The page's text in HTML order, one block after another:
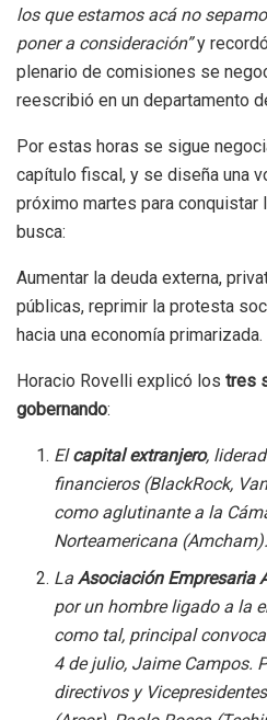
los que estamos acá no
poner a consideración”y
plenario de comisiones se
reescribió en un departamento
Por estas horas se sigue
capítulo fiscal, y se diseña una
próximo martes para conquistar
busca:
Aumentar la deuda externa,
públicas, reprimir la protesta
hacia una economía primarizada.
Horacio Rovelli explicó los tres
gobernando:
Elcapital extranjero,
financieros (BlackRock,
como aglutinante a la
Norteamericana (Amcham).
LaAsociación Empresaria
por un hombre ligado a la
como tal, principal
4 de julio, Jaime Campos.
directivos y